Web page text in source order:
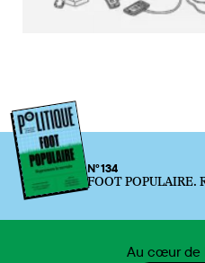
N°134
FOOT POPULAIRE.
Au cœur de